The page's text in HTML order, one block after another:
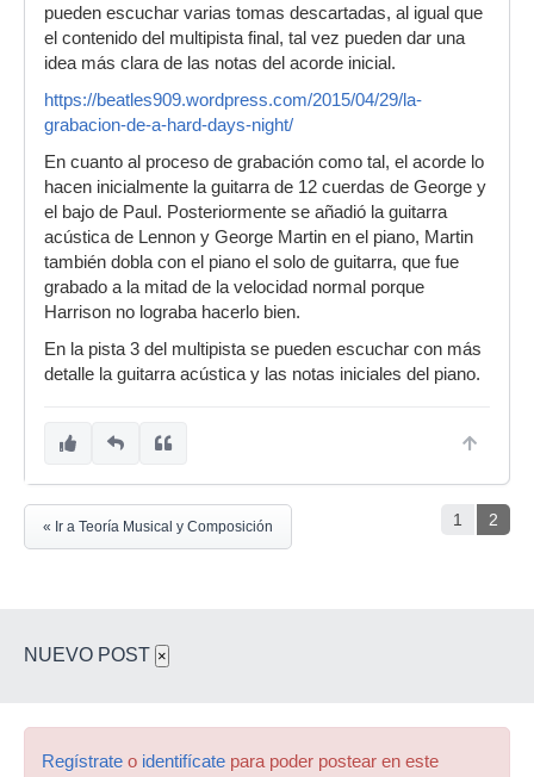
pueden escuchar varias tomas descartadas, al igual que
el contenido del multipista final, tal vez pueden dar una
idea más clara de las notas del acorde inicial.
https://beatles909.wordpress.com/2015/04/29/la-
grabacion-de-a-hard-days-night/
En cuanto al proceso de grabación como tal, el acorde lo
hacen inicialmente la guitarra de 12 cuerdas de George y
el bajo de Paul. Posteriormente se añadió la guitarra
acústica de Lennon y George Martin en el piano, Martin
también dobla con el piano el solo de guitarra, que fue
grabado a la mitad de la velocidad normal porque
Harrison no lograba hacerlo bien.
En la pista 3 del multipista se pueden escuchar con más
detalle la guitarra acústica y las notas iniciales del piano.
1 2
« Ir a Teoría Musical y Composición
NUEVO POST ×
Regístrate o identifícate para poder postear en este